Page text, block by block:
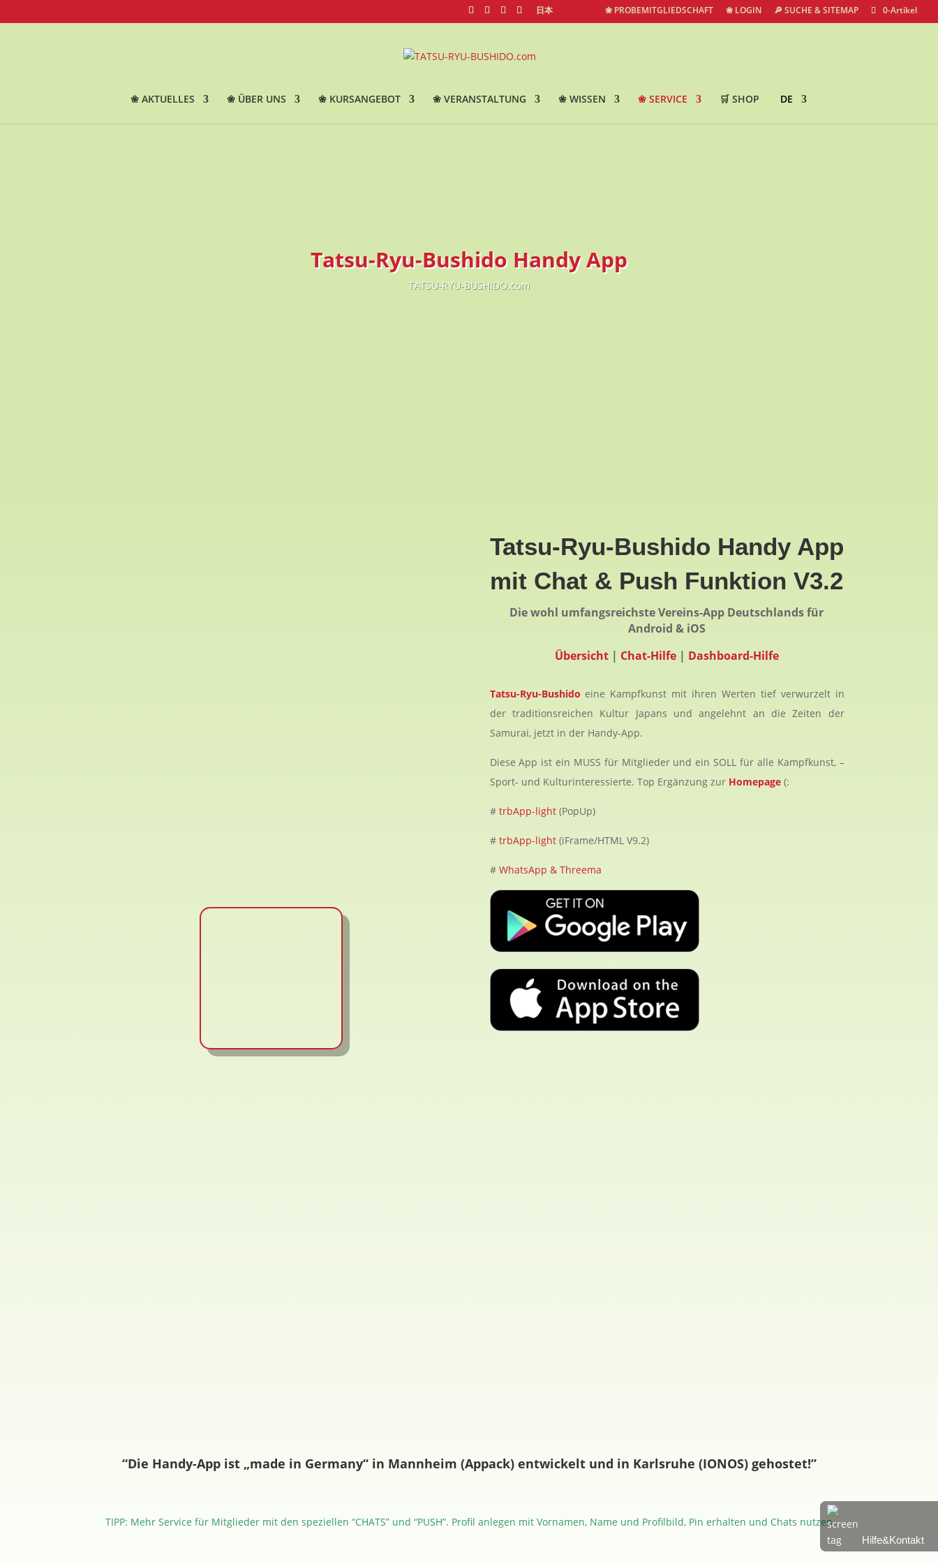
日本 ❀ PROBEMITGLIEDSCHAFT ❀ LOGIN 🔎 SUCHE & SITEMAP 0-Artikel
❀ AKTUELLES ❀ ÜBER UNS ❀ KURSANGEBOT ❀ VERANSTALTUNG ❀ WISSEN ❀ SERVICE 🛒 SHOP DE
Tatsu-Ryu-Bushido Handy App
TATSU-RYU-BUSHIDO.com
Tatsu-Ryu-Bushido Handy App
mit Chat & Push Funktion V3.2
Die wohl umfangsreichste Vereins-App Deutschlands für
Android & iOS
Übersicht| Chat-Hilfe| Dashboard-Hilfe
Tatsu-Ryu-Bushido eine Kampfkunst mit ihren Werten tief verwurzelt in
der traditionsreichen Kultur Japans und angelehnt an die Zeiten der
Samurai, jetzt in der Handy-App.
Diese App ist ein MUSS für Mitglieder und ein SOLL für alle Kampfkunst, –
Sport- und Kulturinteressierte. Top Ergänzung zur Homepage(:
# trbApp-light(PopUp)
# trbApp-light(iFrame/HTML V9.2)
# WhatsApp & Threema
“Die Handy-App ist „made in Germany“ in Mannheim (Appack) entwickelt und in Karlsruhe (IONOS) gehostet!”
TIPP: Mehr Service für Mitglieder mit den speziellen “CHATS” und “PUSH”. Profil anlegen mit Vornamen, Name und Profilbild, Pin erhalten und Chats nutzen
Hilfe&Kontakt